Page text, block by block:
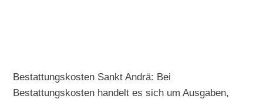
Bestattungskosten Sankt Andrä: Bei
Bestattungskosten handelt es sich um Ausgaben,